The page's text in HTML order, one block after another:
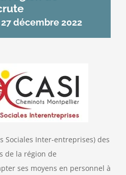
27 décembre 2022
Sociales Inter-entreprises) des
de la région de
ses moyens en personnel à